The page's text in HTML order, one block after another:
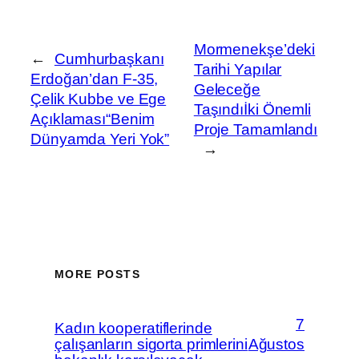
←
Cumhurbaşkanı
Erdoğan’dan F-35,
Çelik Kubbe ve Ege
Açıklaması“Benim
Dünyamda Yeri Yok”
Mormenekşe’deki
Tarihi Yapılar
Geleceğe
Taşındıİki Önemli
Proje Tamamlandı
→
MORE POSTS
Kadın kooperatiflerinde
çalışanların sigorta primlerini
7
Ağustos